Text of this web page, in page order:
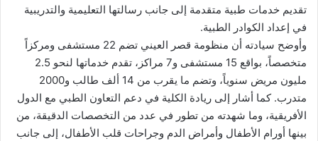
تقديم خدمات طبية متقدمة إلى جانب رسالتها التعليمية والتدريبية
في إعداد الكوادر الطبية.
وأوضح سيادته أن منظومة قصر العيني تضم 22 مستشفى ومركزاً
متخصصاً، بواقع 15 مستشفى و7 مراكز، تقدم خدماتها لنحو 2.5
مليون مريض سنوياً، وتضم ما يقرب من 14 ألف طالب و2000
متدرب. كما أشار إلى ريادة الكلية في دعم التعاون الطبي مع الدول
الأفريقية، وما شهدته من تطور في عدد من التخصصات الدقيقة، من
بينها أورام الأطفال وأمراض الدم وجراحات قلب الأطفال، إلى جانب